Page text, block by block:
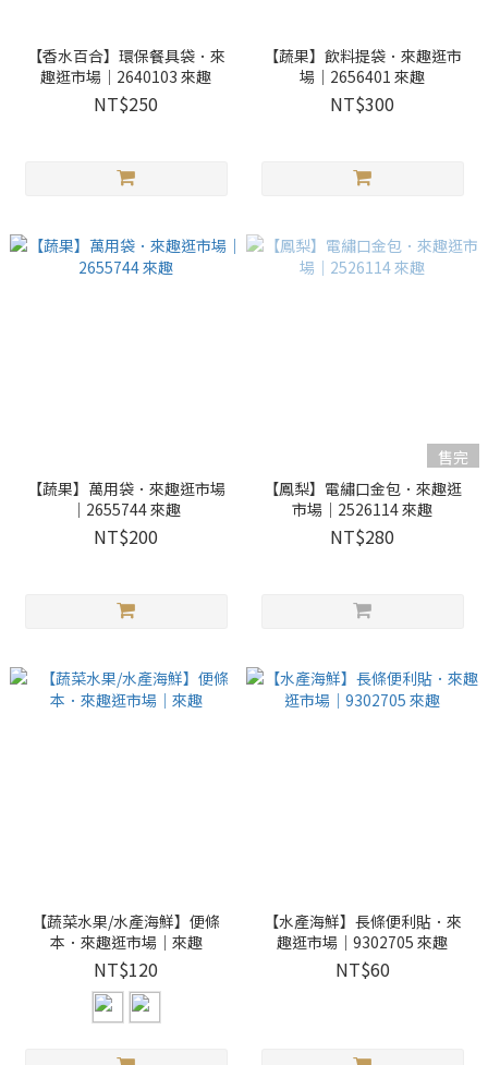
【香水百合】環保餐具袋．來
趣逛市場｜2640103 來趣
NT$250
【蔬果】飲料提袋．來趣逛市
場｜2656401 來趣
NT$300
【蔬果】萬用袋．來趣逛市場
｜2655744 來趣
NT$200
售完
【鳳梨】電繡口金包．來趣逛
市場｜2526114 來趣
NT$280
【蔬菜水果/水產海鮮】便條
本．來趣逛市場｜來趣
NT$120
【水產海鮮】長條便利貼．來
趣逛市場｜9302705 來趣
NT$60